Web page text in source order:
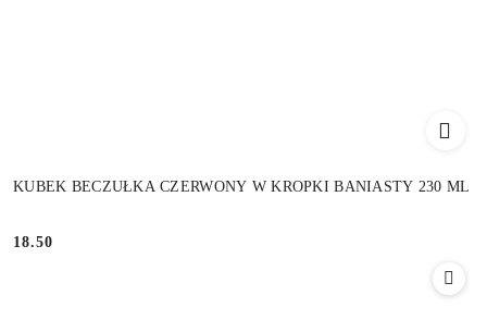
KUBEK BECZUŁKA CZERWONY W KROPKI BANIASTY 230 ML
Cena:
18.50